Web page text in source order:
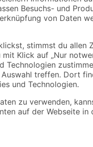
Das optisch auf das
Übergange zwischen
Beschädigung,
harmonisches
erfolgen. Passend für
durch Aufstecken der